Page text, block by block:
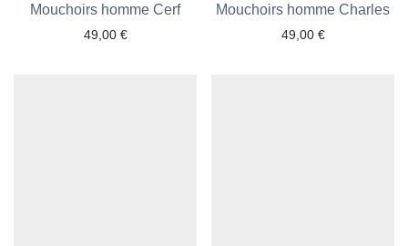
Mouchoirs homme Cerf
49,00 €
Mouchoirs homme Charles
49,00 €